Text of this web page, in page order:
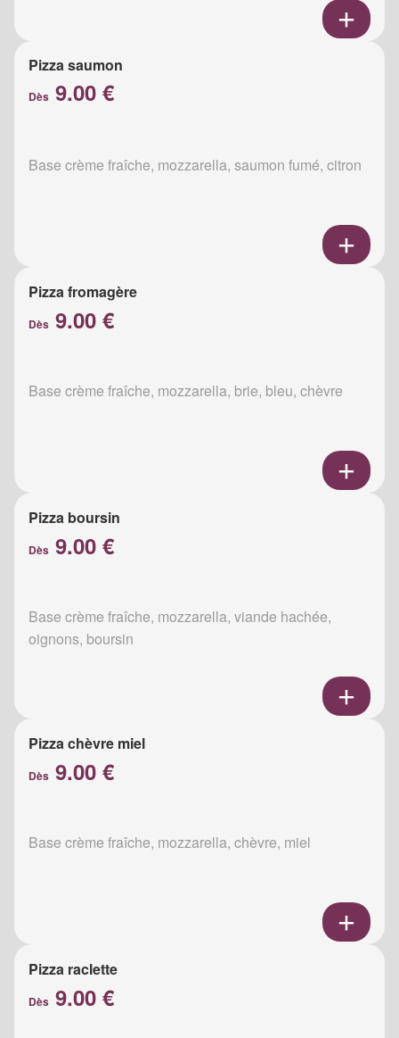
Pizza saumon
Dès 9.00 €
Base crème fraîche, mozzarella, saumon fumé, citron
Pizza fromagère
Dès 9.00 €
Base crème fraîche, mozzarella, brie, bleu, chèvre
Pizza boursin
Dès 9.00 €
Base crème fraîche, mozzarella, viande hachée,
oignons, boursin
Pizza chèvre miel
Dès 9.00 €
Base crème fraîche, mozzarella, chèvre, miel
Pizza raclette
Dès 9.00 €